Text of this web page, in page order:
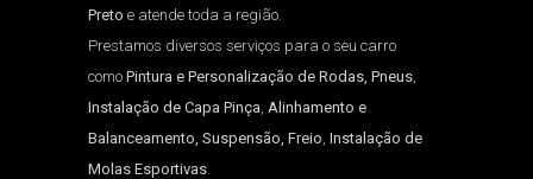
Preto e atende toda a região.
Prestamos diversos serviços para o seu carro
como Pintura e Personalização de Rodas, Pneus,
Instalação de Capa Pinça, Alinhamento e
Balanceamento, Suspensão, Freio, Instalação de
Molas Esportivas.